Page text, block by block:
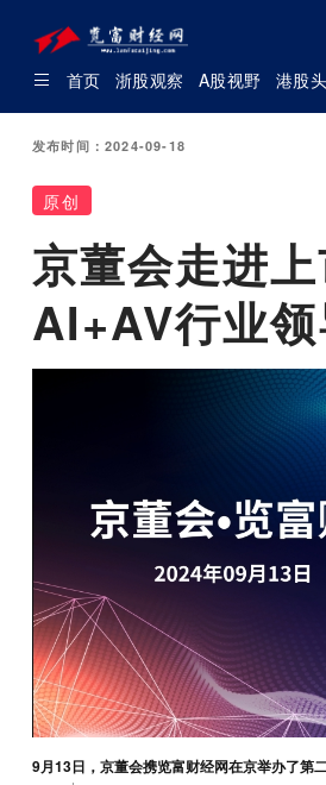
首页 浙股观察 A股视野 港股
发布时间：2024-09-18
原创
京董会走进
AI+AV行业
9月13日，京董会携览富财经网在京举办了第